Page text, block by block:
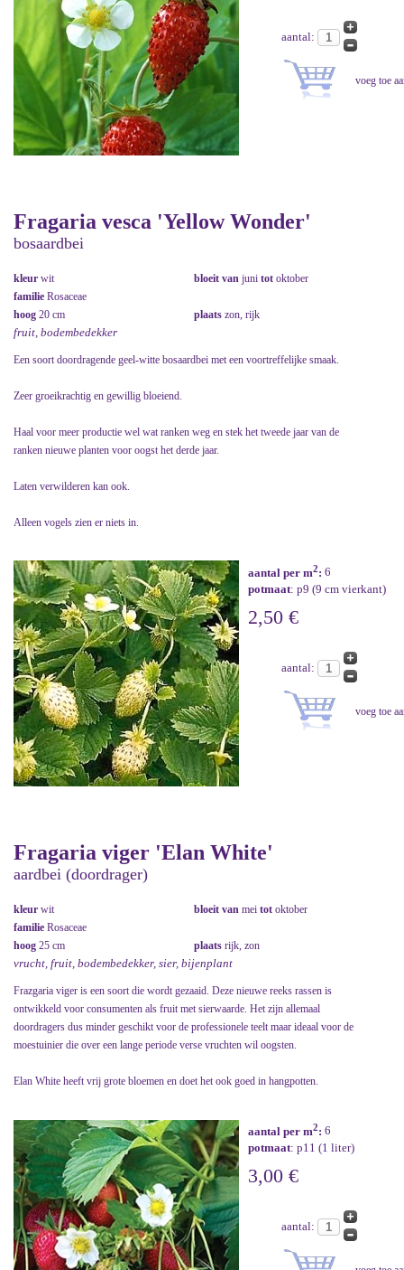
aantal:
Fragaria vesca 'Yellow Wonder'
bosaardbei
kleur wit bloeit van juni tot oktober
familie Rosaceae
hoog 20 cm plaats zon, rijk
fruit, bodembedekker
Een soort doordragende geel-witte bosaardbei met een voortreffelijke smaak.
Zeer groeikrachtig en gewillig bloeiend.
Haal voor meer productie wel wat ranken weg en stek het tweede jaar van de
ranken nieuwe planten voor oogst het derde jaar.
Laten verwilderen kan ook.
Alleen vogels zien er niets in.
aantal per m2: 6
potmaat: p9 (9 cm vierkant)
2,50 €
aantal:
Fragaria viger 'Elan White'
aardbei (doordrager)
kleur wit bloeit van mei tot oktober
familie Rosaceae
hoog 25 cm plaats rijk, zon
vrucht, fruit, bodembedekker, sier, bijenplant
Frazgaria viger is een soort die wordt gezaaid. Deze nieuwe reeks rassen is
ontwikkeld voor consumenten als fruit met sierwaarde. Het zijn allemaal
doordragers dus minder geschikt voor de professionele teelt maar ideaal voor de
moestuinier die over een lange periode verse vruchten wil oogsten.
Elan White heeft vrij grote bloemen en doet het ook goed in hangpotten.
aantal per m2: 6
potmaat: p11 (1 liter)
3,00 €
aantal: